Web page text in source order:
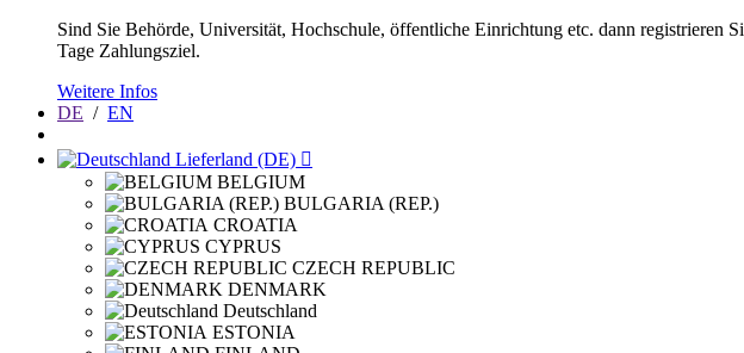
Sind Sie Behörde, Universität, Hochschule, öffentliche Einrichtung etc. dann registrieren
Tage Zahlungsziel.
Weitere Infos
DE / EN
Lieferland (DE) 
BELGIUM
BULGARIA (REP.)
CROATIA
CYPRUS
CZECH REPUBLIC
DENMARK
Deutschland
ESTONIA